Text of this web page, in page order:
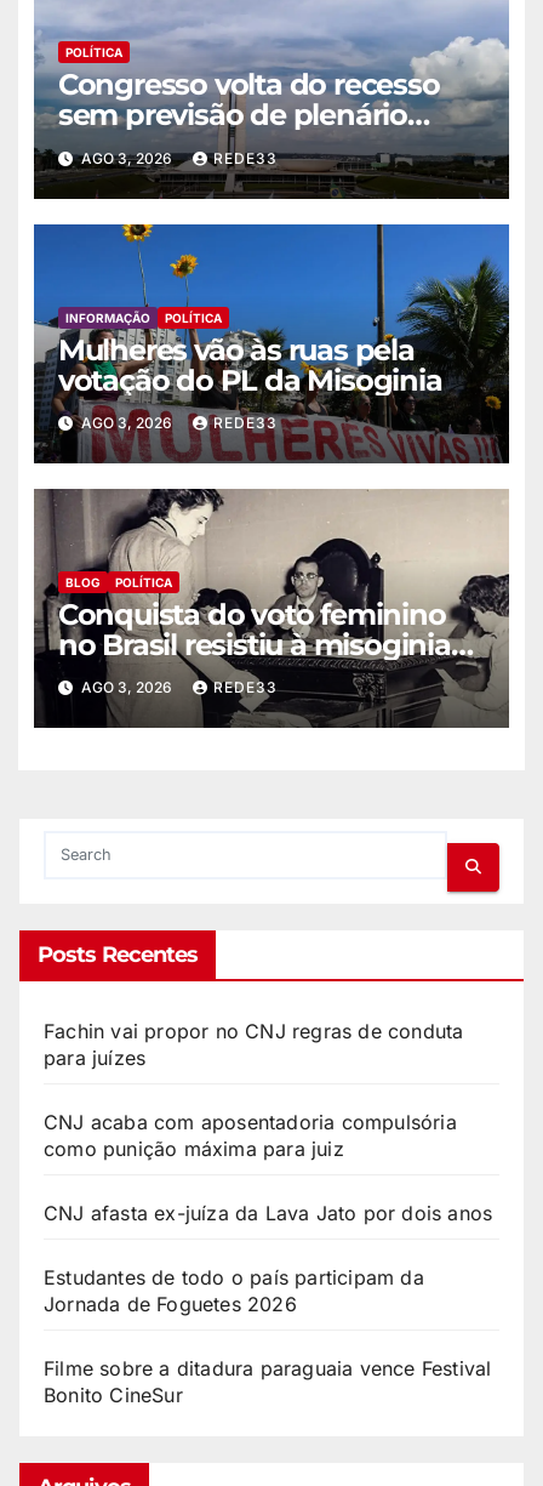
POLÍTICA
Congresso volta do recesso
sem previsão de plenário
nesta semana
AGO 3, 2026 REDE33
INFORMAÇÃO POLÍTICA
Mulheres vão às ruas pela
votação do PL da Misoginia
AGO 3, 2026 REDE33
BLOG POLÍTICA
Conquista do voto feminino
no Brasil resistiu à misoginia
histórica
AGO 3, 2026 REDE33
Posts Recentes
Fachin vai propor no CNJ regras de conduta
para juízes
CNJ acaba com aposentadoria compulsória
como punição máxima para juiz
CNJ afasta ex-juíza da Lava Jato por dois anos
Estudantes de todo o país participam da
Jornada de Foguetes 2026
Filme sobre a ditadura paraguaia vence Festival
Bonito CineSur